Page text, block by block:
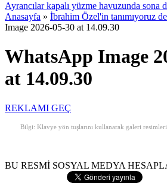
Ayrancılar kapalı yüzme havuzunda sona
Anasayfa » İbrahim Özel'in tanımıyoruz
Image 2026-05-30 at 14.09.30
WhatsApp Image
at 14.09.30
REKLAMI GEÇ
Bilgi: Klavye yön tuşlarını kullanarak galeri resimleri
BU RESMİ SOSYAL MEDYA